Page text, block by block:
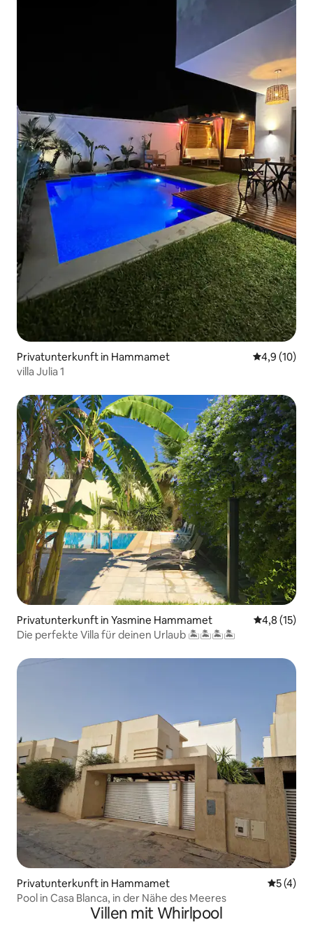
Privatunterkunft in Hammamet
4,9 (10)
villa Julia 1
Privatunterkunft in Yasmine Hammamet
4,8 (15)
Die perfekte Villa für deinen Urlaub 🏝🏝🏝🏝
Privatunterkunft in Hammamet
5 (4)
Pool in Casa Blanca, in der Nähe des Meeres
Villen mit Whirlpool